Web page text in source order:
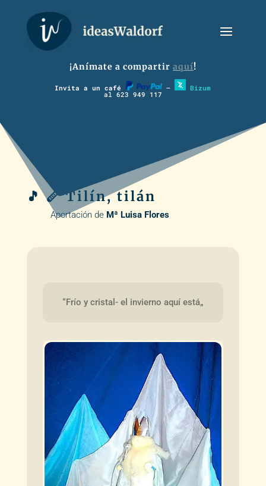
¡Anímate a compartir aquí!
Invita a un café – Bizum
al 623 949 117
🎵 🪈 Tilín, tilán
Aportación de Mª Luisa Flores
“Frío y cristal- el invierno aquí está„